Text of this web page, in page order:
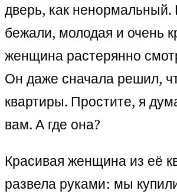
дверь, как ненормальный.
бежали, молодая и очень
женщина растерянно
Он даже сначала решил,
квартиры. Простите, я
вам. А где она?
Красивая женщина из её
развела руками: мы